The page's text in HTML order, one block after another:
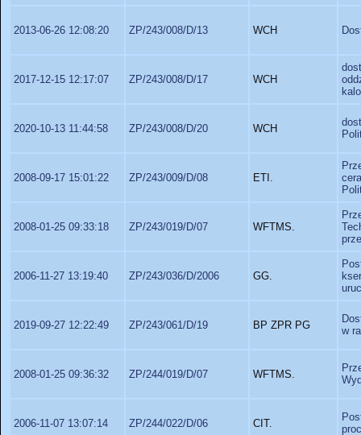
2013-06-26 12:08:20 ZP/243/008/D/13 WCH
2017-12-15 12:17:07 ZP/243/008/D/17 WCH
2020-10-13 11:44:58 ZP/243/008/D/20 WCH
2008-09-17 15:01:22 ZP/243/009/D/08 ETI.
2008-01-25 09:33:18 ZP/243/019/D/07 WFTMS.
2006-11-27 13:19:40 ZP/243/036/D/2006 GG.
2019-09-27 12:22:49 ZP/243/061/D/19 BP ZPR PG
w
2008-01-25 09:36:32 ZP/244/019/D/07 WFTMS.
2006-11-07 13:07:14 ZP/244/022/D/06 CIT.